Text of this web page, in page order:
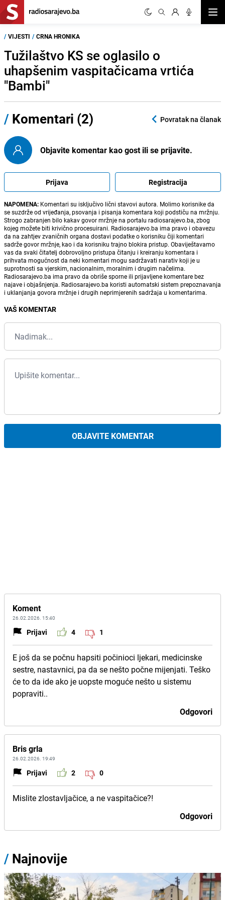
/ VIJESTI / CRNA HRONIKA
Tužilaštvo KS se oglasilo o
uhapšenim vaspitačicama vrtića
"Bambi"
/ Komentari (2) Povratak na članak
Objavite komentar kao gost ili se prijavite.
Prijava Registracija
NAPOMENA: Komentari su isključivo lični stavovi autora. Molimo korisnike da
se suzdrže od vrijeđanja, psovanja i pisanja komentara koji podstiču na mržnju.
Strogo zabranjen bilo kakav govor mržnje na portalu radiosarajevo.ba, zbog
kojeg možete biti krivično procesuirani. Radiosarajevo.ba ima pravo i obavezu
da na zahtjev zvaničnih organa dostavi podatke o korisniku čiji komentari
sadrže govor mržnje, kao i da korisniku trajno blokira pristup. Obaviještavamo
vas da svaki čitatelj dobrovoljno pristupa čitanju i kreiranju komentara i
prihvata mogućnost da neki komentari mogu sadržavati narativ koji je u
suprotnosti sa vjerskim, nacionalnim, moralnim i drugim načelima.
Radiosarajevo.ba ima pravo da obriše sporne ili prijavljene komentare bez
najave i objašnjenja. Radiosarajevo.ba koristi automatski sistem prepoznavanja
i uklanjanja govora mržnje i drugih neprimjerenih sadržaja u komentarima.
VAŠ KOMENTAR
OBJAVITE KOMENTAR
Koment
26.02.2026. 15:40
Prijavi 4 1
E još da se počnu hapsiti počinioci ljekari, medicinske
sestre, nastavnici, pa da se nešto počne mijenjati. Teško
će to da ide ako je uopste moguće nešto u sistemu
popraviti..
Odgovori
Bris grla
26.02.2026. 19:49
Prijavi 2 0
Mislite zlostavljačice, a ne vaspitačice?!
Odgovori
/ Najnovije